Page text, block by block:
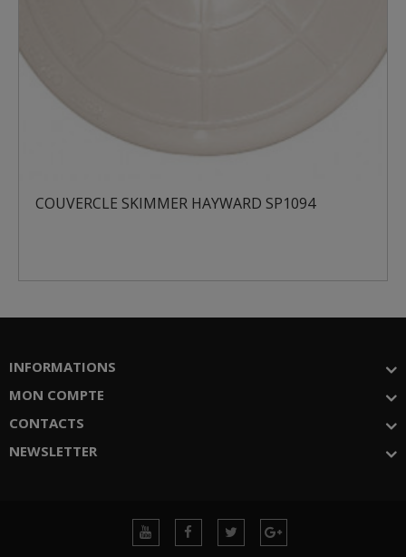
COUVERCLE SKIMMER HAYWARD SP1094
INFORMATIONS
MON COMPTE
CONTACTS
NEWSLETTER